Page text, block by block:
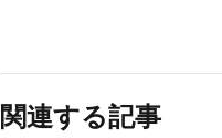
関連する記事